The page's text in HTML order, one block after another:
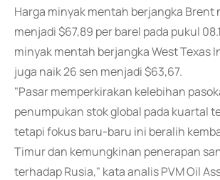
Harga minyak mentah berjangka Brent
menjadi $67,89 per barel pada pukul
minyak mentah berjangka West Texas
juga naik 26 sen menjadi $63,67.
"Pasar memperkirakan kelebihan
penumpukan stok global pada kuartal
tetapi fokus baru-baru ini beralih
Timur dan kemungkinan penerapan
terhadap Rusia," kata analis PVM Oil